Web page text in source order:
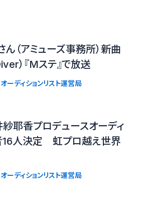
（アミューズ事務所）新曲
）『Mステ』で放送
オーディションリスト運営局
紗耶香プロデュースオーディ
16人決定 虹プロ越え世界
オーディションリスト運営局